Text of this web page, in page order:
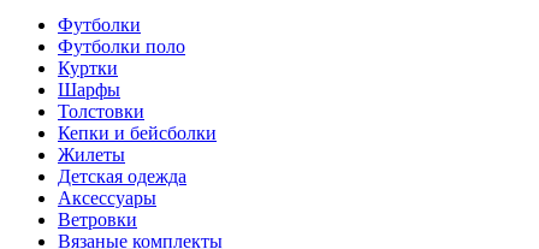
Футболки
Футболки поло
Куртки
Шарфы
Толстовки
Кепки и бейсболки
Жилеты
Детская одежда
Аксессуары
Ветровки
Вязаные комплекты